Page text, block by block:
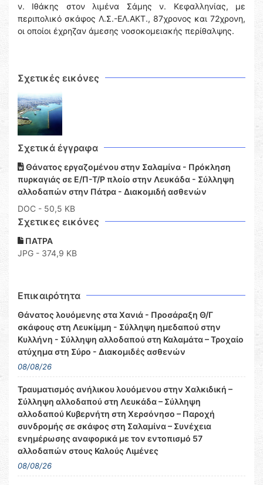
ν. Ιθάκης στον λιμένα Σάμης ν. Κεφαλληνίας, με
περιπολικό σκάφος Λ.Σ.-ΕΛ.ΑΚΤ., 87χρονος και 72χρονη,
οι οποίοι έχρηζαν άμεσης νοσοκομειακής περίθαλψης.
Σχετικές εικόνες
Σχετικά έγγραφα
Θάνατος εργαζομένου στην Σαλαμίνα - Πρόκληση
πυρκαγιάς σε Ε/Π-Τ/Ρ πλοίο στην Λευκάδα - Σύλληψη
αλλοδαπών στην Πάτρα - Διακομιδή ασθενών
DOC - 50,5 KB
Σχετικες εικόνες
ΠΑΤΡΑ
JPG - 374,9 KB
Επικαιρότητα
Θάνατος λουόμενης στα Χανιά - Προσάραξη Θ/Γ
σκάφους στη Λευκίμμη - Σύλληψη ημεδαπού στην
Κυλλήνη - Σύλληψη αλλοδαπού στη Καλαμάτα – Τροχαίο
ατύχημα στη Σύρο - Διακομιδές ασθενών
08/08/26
Τραυματισμός ανήλικου λουόμενου στην Χαλκιδική –
Σύλληψη αλλοδαπού στη Λευκάδα – Σύλληψη
αλλοδαπού Κυβερνήτη στη Χερσόνησο – Παροχή
συνδρομής σε σκάφος στη Σαλαμίνα – Συνέχεια
ενημέρωσης αναφορικά με τον εντοπισμό 57
αλλοδαπών στους Καλούς Λιμένες
08/08/26